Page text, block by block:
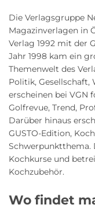
Die Verlagsgruppe
Magazinverlagen in
Verlag 1992 mit der
Jahr 1998 kam ein
Themenwelt des
Politik, Gesellschaft,
erscheinen bei VGN
Golfrevue, Trend,
Darüber hinaus
GUSTO-Edition,
Schwerpunktthema.
Kochkurse und
Kochzubehör.
Wo findet